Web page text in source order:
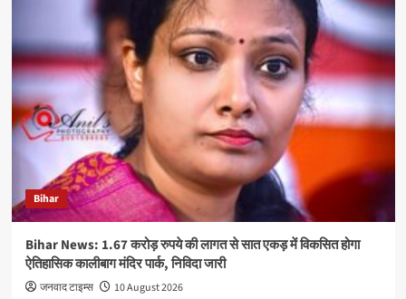
Bihar
Bihar News: 1.67 करोड़ रुपये की लागत से सात एकड़ में विकसित होगा
ऐतिहासिक कालीबाग मंदिर पार्क, निविदा जारी
जनवाद टाइम्स 10 August 2026